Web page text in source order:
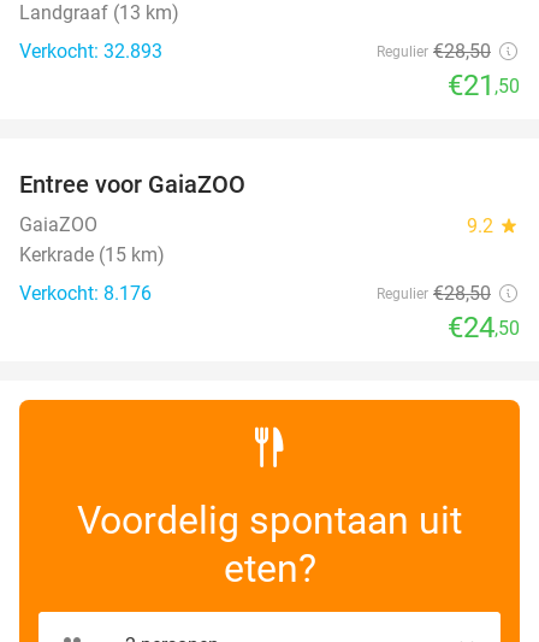
Landgraaf (13 km)
Verkocht: 32.893
Regulier €28,50
€21 ,50
Entree voor GaiaZOO
GaiaZOO 9.2 star
Kerkrade (15 km)
Verkocht: 8.176
Regulier €28,50
€24,50
Voordelig spontaan uit
eten?